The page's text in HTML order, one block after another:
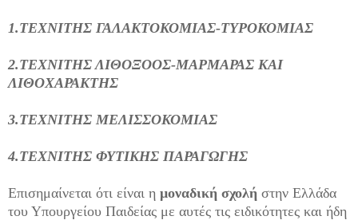
1.ΤΕΧΝΙΤΗΣ ΓΑΛΑΚΤΟΚΟΜΙΑΣ-ΤΥΡΟΚΟΜΙΑΣ
2.ΤΕΧΝΙΤΗΣ ΛΙΘΟΞΟΟΣ-ΜΑΡΜΑΡΑΣ ΚΑΙ
ΛΙΘΟΧΑΡΑΚΤΗΣ
3.ΤΕΧΝΙΤΗΣ ΜΕΛΙΣΣΟΚΟΜΙΑΣ
4.ΤΕΧΝΙΤΗΣ ΦΥΤΙΚΗΣ ΠΑΡΑΓΩΓΗΣ
Επισημαίνεται ότι είναι η μοναδική σχολή στην Ελλάδα
του Υπουργείου Παιδείας με αυτές τις ειδικότητες και ήδη